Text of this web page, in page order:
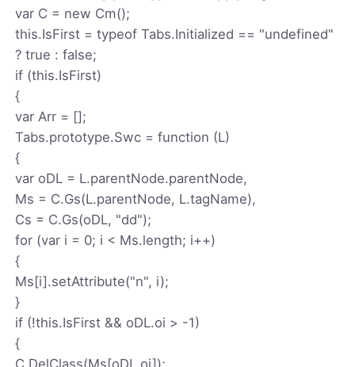
var C = new Cm();
this.IsFirst = typeof Tabs.Initialized == "undefined"
? true : false;
if (this.IsFirst)
{
var Arr = [];
Tabs.prototype.Swc = function (L)
{
var oDL = L.parentNode.parentNode,
Ms = C.Gs(L.parentNode, L.tagName),
Cs = C.Gs(oDL, "dd");
for (var i = 0; i < Ms.length; i++)
{
Ms[i].setAttribute("n", i);
}
if (!this.IsFirst && oDL.oi > -1)
{
C.DelClass(Ms[oDL.oi]);